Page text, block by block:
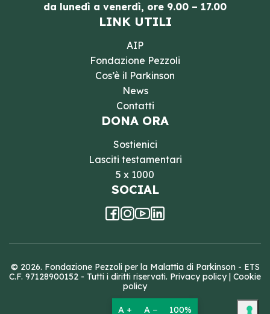
da lunedì a venerdì, ore 9.00 – 17.00
LINK UTILI
AIP
Fondazione Pezzoli
Cos’è il Parkinson
News
Contatti
DONA ORA
Sostienici
Lasciti testamentari
5 x 1000
SOCIAL
© 2026. Fondazione Pezzoli per la Malattia di Parkinson - ETS
C.F. 97128900152 - Tutti i diritti riservati. Privacy policy| Cookie
policy
A + A − 100%